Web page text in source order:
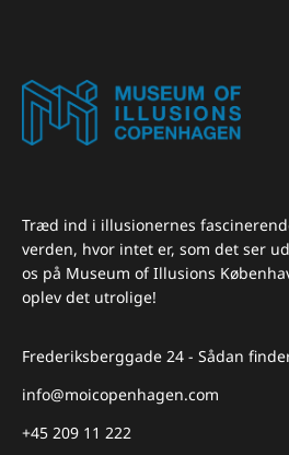
Træd ind i illusionernes
verden, hvor intet er, som det ser
os på Museum of Illusions
oplev det utrolige!
Frederiksberggade 24 - Sådan
info@moicopenhagen.com
+45 209 11 222